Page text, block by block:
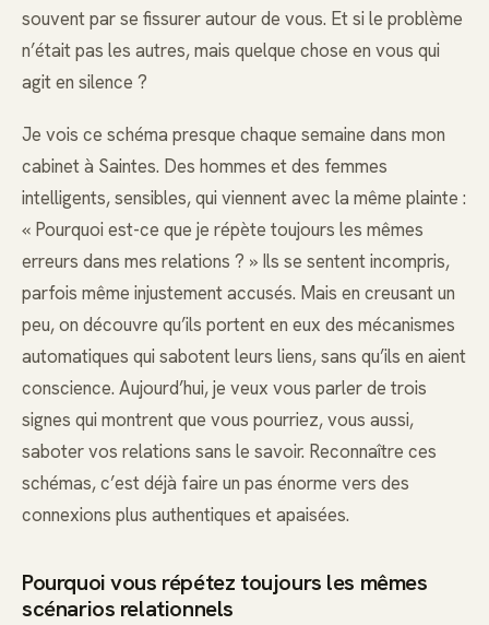
souvent par se fissurer autour de vous. Et si le problème
n’était pas les autres, mais quelque chose en vous qui
agit en silence ?
Je vois ce schéma presque chaque semaine dans mon
cabinet à Saintes. Des hommes et des femmes
intelligents, sensibles, qui viennent avec la même plainte :
« Pourquoi est-ce que je répète toujours les mêmes
erreurs dans mes relations ? » Ils se sentent incompris,
parfois même injustement accusés. Mais en creusant un
peu, on découvre qu’ils portent en eux des mécanismes
automatiques qui sabotent leurs liens, sans qu’ils en aient
conscience. Aujourd’hui, je veux vous parler de trois
signes qui montrent que vous pourriez, vous aussi,
saboter vos relations sans le savoir. Reconnaître ces
schémas, c’est déjà faire un pas énorme vers des
connexions plus authentiques et apaisées.
Pourquoi vous répétez toujours les mêmes
scénarios relationnels